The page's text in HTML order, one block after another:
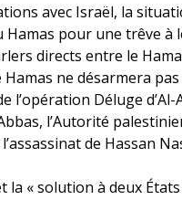
avec Israël, la
Hamas pour une trêve à
directs entre le
ne désarmera pas
l’opération Déluge
l’Autorité
l’assassinat de Hassan
la « solution à deux États